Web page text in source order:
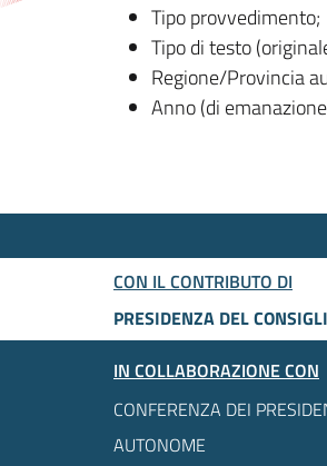
Tipo provvedimento;
Tipo di testo
Regione/Provincia
Anno (di
CON IL CONTRIBUTO DI
PRESIDENZA DEL
IN COLLABORAZIONE CON
CONFERENZA DEI
AUTONOME